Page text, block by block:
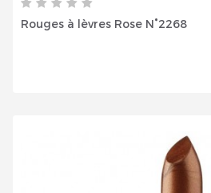
Rouges à lèvres Rose N°2268